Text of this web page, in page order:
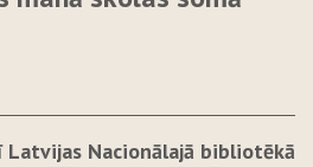
Latvijas Nacionālajā bibliotēkā